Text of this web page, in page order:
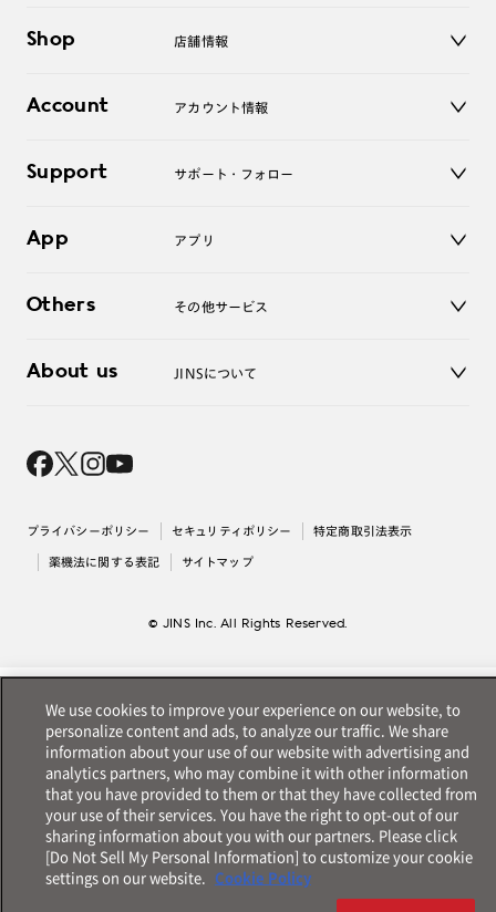
サングラス
コンタクトレンズ
アクセサリー
Shop 店舗情報
オンラインショップ
Account アカウント情報
ログアウト
Support サポート・フォロー
よくあるご質問
お問い合わせ
App アプリ
Others その他サービス
レンズ交換
About us JINSについて
採用情報
出店について
プライバシーポリシー セキュリティポリシー 特定商取引法表示
薬機法に関する表記 サイトマップ
© JINS Inc. All Rights Reserved.
We use cookies to improve your experience on our website, to
personalize content and ads, to analyze our traffic. We share
information about your use of our website with advertising and
analytics partners, who may combine it with other information
that you have provided to them or that they have collected from
your use of their services. You have the right to opt-out of our
sharing information about you with our partners. Please click
[Do Not Sell My Personal Information] to customize your cookie
settings on our website. Cookie Policy